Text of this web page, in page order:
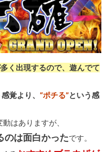
く出現するので、遊んでて
覚より、 “ポチる”という感
はありますが、
のは面白かったです。